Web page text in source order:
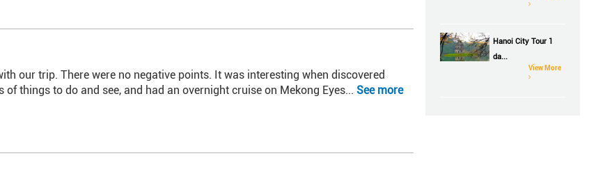
our trip. There were no negative points. It was interesting when discovered
things to do and see, and had an overnight cruise on Mekong Eyes... See more
Hanoi City Tour 1
da...
View More